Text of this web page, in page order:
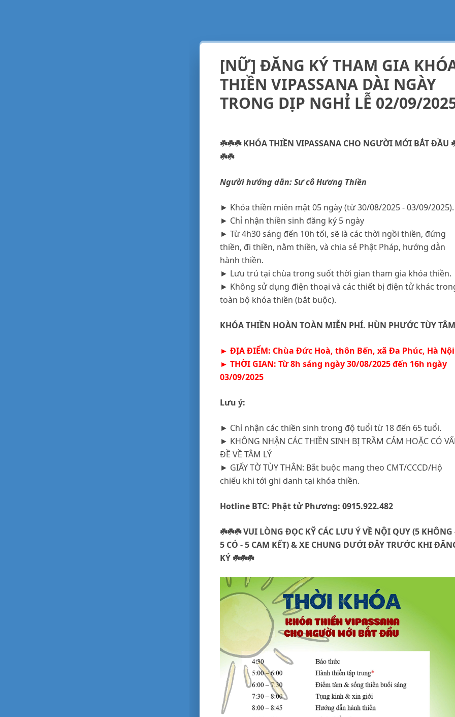
[NỮ] ĐĂNG KÝ THAM GIA
THIỀN VIPASSANA DÀI NGÀY
TRONG DỊP NGHỈ LỄ 02/09/
☘️☘️☘️ KHÓA THIỀN VIPASSANA CHO NGƯỜI MỚI BẮT ĐẦU
☘️☘️
Người hướng dẫn: Sư cô Hương Thiền
► Khóa thiền miên mật 05 ngày (từ 30/08/2025 - 03/09/2025).
► Chỉ nhận thiền sinh đăng ký 5 ngày
► Từ 4h30 sáng đến 10h tối, sẽ là các thời ngồi thiền, đứng
thiền, đi thiền, nằm thiền, và chia sẻ Phật Pháp, hướng dẫn
hành thiền.
► Lưu trú tại chùa trong suốt thời gian tham gia khóa thiền.
► Không sử dụng điện thoại và các thiết bị điện tử khác
toàn bộ khóa thiền (bắt buộc).
KHÓA THIỀN HOÀN TOÀN MIỄN PHÍ. HÙN PHƯỚC TÙY
► ĐỊA ĐIỂM: Chùa Đức Hoà, thôn Bến, xã Đa Phúc, Hà Nội
► THỜI GIAN: Từ 8h sáng ngày 30/08/2025 đến 16h ngày
03/09/2025
Lưu ý:
► Chỉ nhận các thiền sinh trong độ tuổi từ 18 đến 65 tuổi.
► KHÔNG NHẬN CÁC THIỀN SINH BỊ TRẦM CẢM HOẶC CÓ
ĐỀ VỀ TÂM LÝ
► GIẤY TỜ TÙY THÂN: Bắt buộc mang theo CMT/CCCD/Hộ
chiếu khi tới ghi danh tại khóa thiền.
Hotline BTC: Phật tử Phương: 0915.922.482
☘️☘️☘️ VUI LÒNG ĐỌC KỸ CÁC LƯU Ý VỀ NỘI QUY (5 KHÔNG
5 CÓ - 5 CAM KẾT) & XE CHUNG DƯỚI ĐÂY TRƯỚC KHI
KÝ ☘️☘️☘️